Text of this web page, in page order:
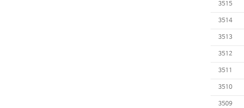
3515
3514
3513
3512
3511
3510
3509